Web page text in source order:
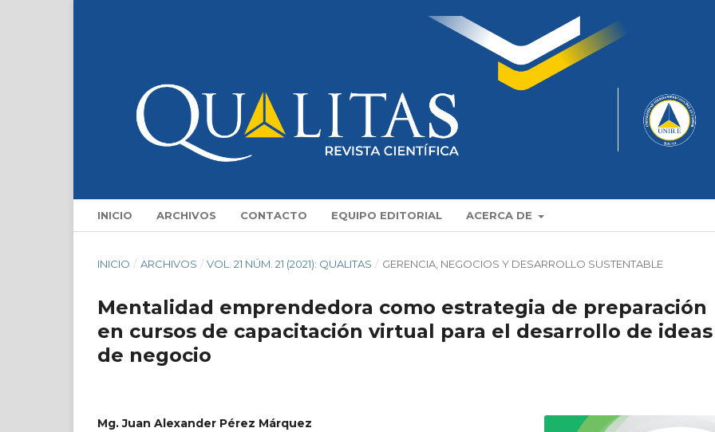
INICIO ARCHIVOS CONTACTO EQUIPO EDITORIAL ACERCA DE
INICIO / ARCHIVOS / VOL. 21 NÚM. 21 (2021): QUALITAS / GERENCIA, NEGOCIOS Y DESARROLLO SUSTENTABLE
Mentalidad emprendedora como estrategia de preparación
en cursos de capacitación virtual para el desarrollo de ideas
de negocio
Mg. Juan Alexander Pérez Márquez